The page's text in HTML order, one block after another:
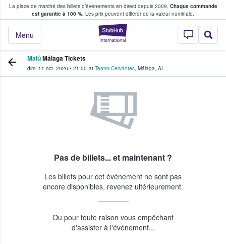
La place de marché des billets d’événements en direct depuis 2009. Chaque commande
est garantie à 100 %. Les prix peuvent différer de la valeur nominale.
StubHub - Où
Menu
fans achètent et vendent des billets
MalúMálaga Tickets
dim. 11 oct. 2026 • 21:00 at Teatro Cervantes, Málaga, AL
Pas de billets... et maintenant ?
Les billets pour cet événement ne sont pas
encore disponibles, revenez ultérieurement.
Ou pour toute raison vous empêchant
d'assister à l'événement...